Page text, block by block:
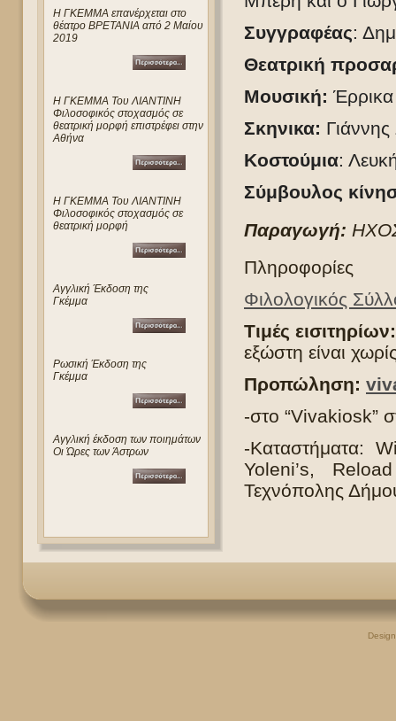
Η ΓΚΕΜΜΑ επανέρχεται στο
θέατρο ΒΡΕΤΑΝΙΑ από 2 Μαίου
2019
Η ΓΚΕΜΜΑ Του ΛΙΑΝΤΙΝΗ
Φιλοσοφικός στοχασμός σε
θεατρική μορφή επιστρέφει στην
Αθήνα
Η ΓΚΕΜΜΑ Του ΛΙΑΝΤΙΝΗ
Φιλοσοφικός στοχασμός σε
θεατρική μορφή
Αγγλική Έκδοση της
Γκέμμα
Ρωσική Έκδοση της
Γκέμμα
Αγγλική έκδοση των ποιημάτων
Οι Ώρες των Άστρων
Συγγραφέας:
Θεατρική
Μουσική:
Σκηνικα: Γιάννης
Κοστούμια:
Σύμβουλος
Παραγωγή: Η
Πληροφορίες
Φιλολογικός
Τιμές εισιτηρίων:
εξώστη είναι
Προπώληση:
-στο “Vivakiosk”
-Καταστήματα:
Yoleni’s,
Τεχνόπολης